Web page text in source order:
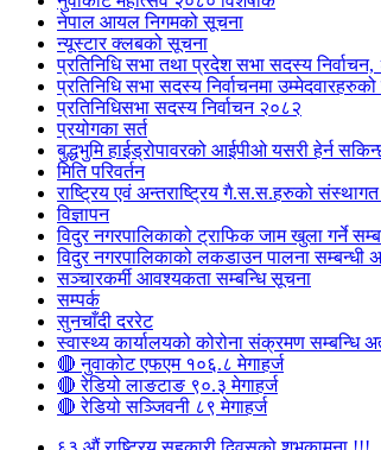
नेपाल आयल निगमको सूचना
न्यूस्टार क्लबको सूचना
प्रतिनिधि सभा तथा प्रदेश सभा सदस्य
प्रतिनिधि सभा सदस्य निर्वाचनमा
प्रतिनिधिसभा सदस्य निर्वाचन २०८२
प्रयोगका सर्त
बुद्धभुमि हाईड्रोपावरको आईपीओ यसरी हेर्न
मिति परिवर्तन
राष्ट्रिय एवं अन्तराष्ट्रिय गै.स.स.हरुको
विज्ञापन
विदुर नगरपालिकाको ट्राफिक जाम खुला गर्ने
विदुर नगरपालिकाको लकडाउन पालना सम्बन्धी
सञ्चारकर्मी आवश्यकता सम्बन्धि सूचना
सम्पर्क
सुनचाँदी दररेट
स्वास्थ्य कार्यालयको कोरोना संक्रमण सम्बन्धि
🔴 नुवाकोट एफएम १०६.८ मेगाहर्ज
🔴 रेडियो लाङटाङ ९०.३ मेगाहर्ज
🔴 रेडियो सञ्जिवनी ८९ मेगाहर्ज